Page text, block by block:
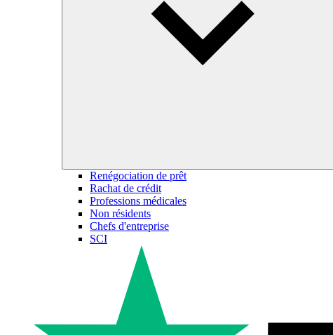
Renégociation de prêt
Rachat de crédit
Professions médicales
Non résidents
Chefs d'entreprise
SCI